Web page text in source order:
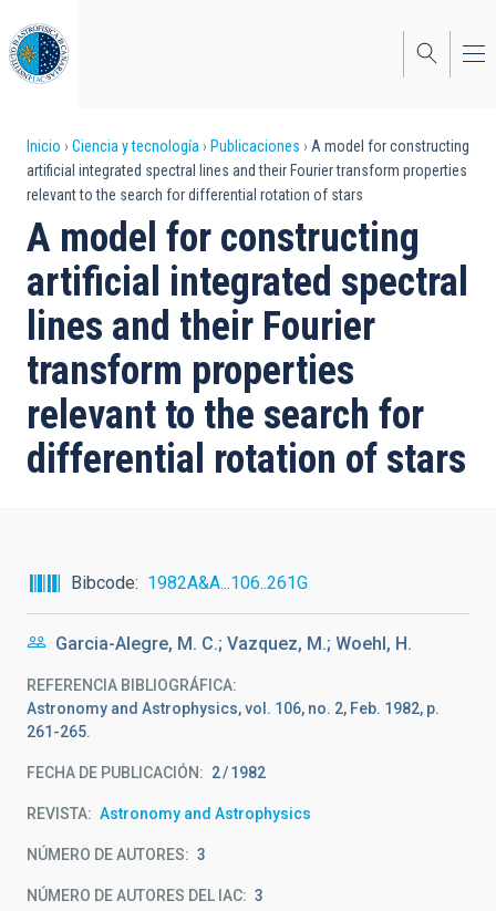
al
contenido
principal
Sobrescribir
enlaces
de
ayuda
a
la
navegación
Inicio Ciencia y tecnología Publicaciones
A model for constructing
artificial integrated spectral lines and their Fourier transform properties
relevant to the search for differential rotation of stars
A model for constructing
artificial integrated spectral
lines and their Fourier
transform properties
relevant to the search for
differential rotation of stars
Bibcode 1982A&A...106..261G
Garcia-Alegre, M. C.; Vazquez, M.; Woehl, H.
REFERENCIA BIBLIOGRÁFICA
Astronomy and Astrophysics, vol. 106, no. 2, Feb. 1982, p.
261-265.
FECHA DE PUBLICACIÓN: 2 1982
REVISTA Astronomy and Astrophysics
NÚMERO DE AUTORES 3
NÚMERO DE AUTORES DEL IAC 3